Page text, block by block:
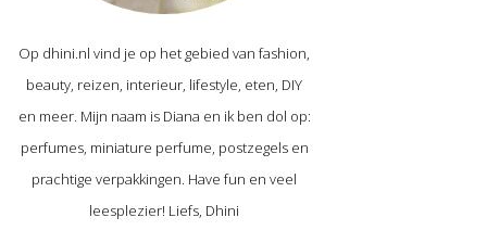
Op dhini.nl vind je op het gebied van fashion,
beauty, reizen, interieur, lifestyle, eten, DIY
en meer. Mijn naam is Diana en ik ben dol op:
perfumes, miniature perfume, postzegels en
prachtige verpakkingen. Have fun en veel
leesplezier! Liefs, Dhini